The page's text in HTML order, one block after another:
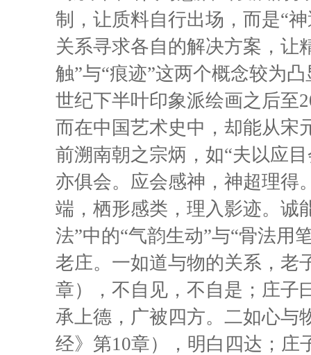
制，让质料自行出场，而是“
关系寻求各自的解决方案，让
触”与“痕迹”这两个概念较为
世纪下半叶印象派绘画之后至
而在中国艺术史中，却能从宋
前溯南朝之宗炳，如“夫以应
亦俱会。应会感神，神超理得
端，栖形感类，理入影迹。诚
法”中的“气韵生动”与“骨法用
老庄。一如道与物的关系，老
章），不自见，不自是；庄子
承上德，广被四方。二如心与
经》第10章），明白四达；庄